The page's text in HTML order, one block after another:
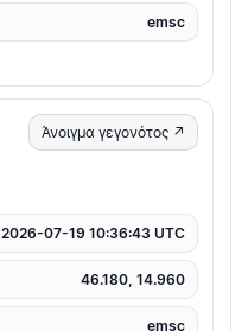
emsc
Άνοιγμα γεγονότος ↗
2026-07-19 10:36:43 UTC
46.180, 14.960
emsc